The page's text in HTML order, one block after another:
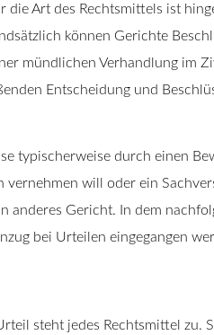
die Art des Rechtsmittels ist
können Gerichte
mündlichen Verhandlung im
Entscheidung und
typischerweise durch einen
vernehmen will oder ein
anderes Gericht. In dem
bei Urteilen eingegangen
steht jedes Rechtsmittel zu.